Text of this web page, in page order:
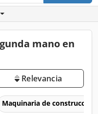
mano en
Relevancia
Maquinaria de construcción